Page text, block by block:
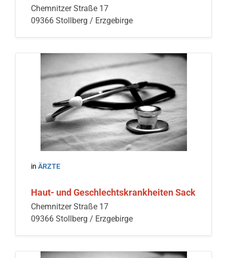
Chemnitzer Straße 17
09366 Stollberg / Erzgebirge
in ÄRZTE
Haut- und Geschlechtskrankheiten Sack
Chemnitzer Straße 17
09366 Stollberg / Erzgebirge